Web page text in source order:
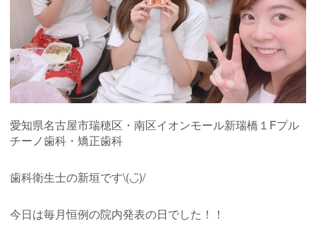
愛知県名古屋市瑞穂区・南区イオンモール新瑞橋１Fプル
チーノ歯科・矯正歯科
歯科衛生士の新垣です\(◡̈)/
今日は毎月恒例の院内発表の日でした！！